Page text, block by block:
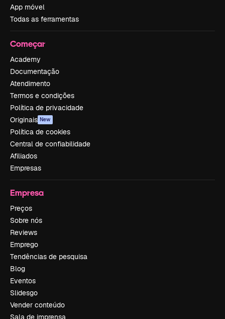
App móvel
Todas as ferramentas
Começar
Academy
Documentação
Atendimento
Termos e condições
Política de privacidade
Originais New
Política de cookies
Central de confiabilidade
Afiliados
Empresas
Empresa
Preços
Sobre nós
Reviews
Emprego
Tendências de pesquisa
Blog
Eventos
Slidesgo
Vender conteúdo
Sala de imprensa